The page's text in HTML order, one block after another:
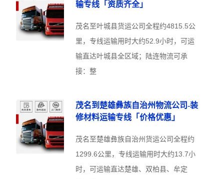
输专线「资质齐全」
茂名至叶城县货运公司全程约4815.5公
里，专线运输用时大约52.9小时，可运
输直达叶城县全区域；陆连物流可承
接：整
茂名到楚雄彝族自治州物流公司-装
修材料运输专线「价格优惠」
茂名至楚雄彝族自治州货运公司全程约
1299.6公里，专线运输用时大约13.7小
时，可运输直达楚雄、双柏县、牟定